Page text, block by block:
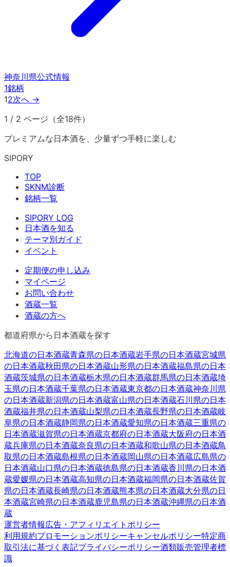
神奈川県公式情報
1銘柄
12次へ →
1 / 2 ページ（全18件）
プレミアムな日本酒を、少量ずつ手軽に楽しむ
SIPORY
TOP
SKNM診断
銘柄一覧
SIPORY LOG
日本酒を知る
テーマ別ガイド
イベント
定期便の申し込み
マイページ
お問い合わせ
酒蔵一覧
酒蔵の方へ
都道府県から日本酒蔵を探す
北海道の日本酒蔵青森県の日本酒蔵岩手県の日本酒蔵宮城県
の日本酒蔵秋田県の日本酒蔵山形県の日本酒蔵福島県の日本
酒蔵茨城県の日本酒蔵栃木県の日本酒蔵群馬県の日本酒蔵埼
玉県の日本酒蔵千葉県の日本酒蔵東京都の日本酒蔵神奈川県
の日本酒蔵新潟県の日本酒蔵富山県の日本酒蔵石川県の日本
酒蔵福井県の日本酒蔵山梨県の日本酒蔵長野県の日本酒蔵岐
阜県の日本酒蔵静岡県の日本酒蔵愛知県の日本酒蔵三重県の
日本酒蔵滋賀県の日本酒蔵京都府の日本酒蔵大阪府の日本酒
蔵兵庫県の日本酒蔵奈良県の日本酒蔵和歌山県の日本酒蔵鳥
取県の日本酒蔵島根県の日本酒蔵岡山県の日本酒蔵広島県の
日本酒蔵山口県の日本酒蔵徳島県の日本酒蔵香川県の日本酒
蔵愛媛県の日本酒蔵高知県の日本酒蔵福岡県の日本酒蔵佐賀
県の日本酒蔵長崎県の日本酒蔵熊本県の日本酒蔵大分県の日
本酒蔵宮崎県の日本酒蔵鹿児島県の日本酒蔵沖縄県の日本酒
蔵
運営者情報 広告・アフィリエイトポリシー
利用規約プロモーションポリシーキャンセルポリシー特定商
取引法に基づく表記プライバシーポリシー酒類販売管理者標
識